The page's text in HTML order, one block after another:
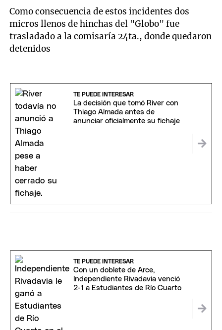
Como consecuencia de estos incidentes dos
micros llenos de hinchas del "Globo" fue
trasladado a la comisaría 24ta., donde quedaron
detenidos
TE PUEDE INTERESAR
La decisión que tomó River con
Thiago Almada antes de
anunciar oficialmente su fichaje
TE PUEDE INTERESAR
Con un doblete de Arce,
Independiente Rivadavia venció
2-1 a Estudiantes de Río Cuarto